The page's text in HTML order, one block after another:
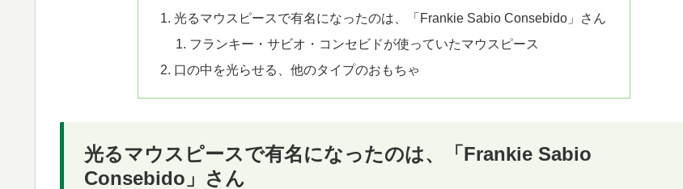
光るマウスピースで有名になったのは、「Frankie Sabio Consebido」さん
フランキー・サビオ・コンセビドが使っていたマウスピース
口の中を光らせる、他のタイプのおもちゃ
光るマウスピースで有名になったのは、「Frankie Sabio
Consebido」さん